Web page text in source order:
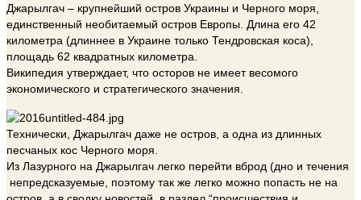
Джарылгач – крупнейший остров Украины и Черного моря,
единственный необитаемый остров Европы. Длина его 42
километра (длиннее в Украине только Тендровская коса),
площадь 62 квадратных километра.
Википедия утверждает, что осторов не имеет весомого
экономического и стратегического значения.
Технически, Джарылгач даже не остров, а одна из длинных
песчаных кос Черного моря.
Из Лазурного на Джарылгач легко перейти вброд (дно и течения
непредсказуемые, поэтому так же легко можно попасть не на